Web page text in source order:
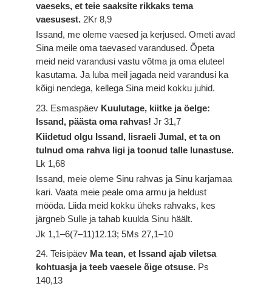
vaeseks, et teie saaksite rikkaks tema
vaesusest. 2Kr 8,9
Issand, me oleme vaesed ja kerjused. Ometi avad
Sina meile oma taevased varandused. Õpeta
meid neid varandusi vastu võtma ja oma eluteel
kasutama. Ja luba meil jagada neid varandusi ka
kõigi nendega, kellega Sina meid kokku juhid.
23. Esmaspäev Kuulutage, kiitke ja öelge:
Issand, päästa oma rahvas!Jr 31,7
Kiidetud olgu Issand, Iisraeli Jumal, et ta on
tulnud oma rahva ligi ja toonud talle lunastuse.
Lk 1,68
Issand, meie oleme Sinu rahvas ja Sinu karjamaa
kari. Vaata meie peale oma armu ja heldust
mööda. Liida meid kokku üheks rahvaks, kes
järgneb Sulle ja tahab kuulda Sinu häält.
Jk 1,1–6(7–11)12.13; 5Ms 27,1–10
24. Teisipäev Ma tean, et Issand ajab viletsa
kohtuasja ja teeb vaesele õige otsuse. Ps
140,13